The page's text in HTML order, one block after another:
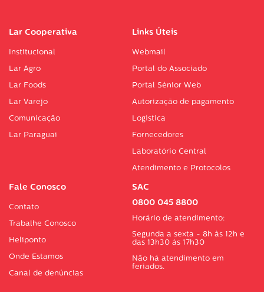
Lar Cooperativa
Institucional
Lar Agro
Lar Foods
Lar Varejo
Comunicação
Lar Paraguai
Links Úteis
Webmail
Portal do Associado
Portal Sénior Web
Autorização de pagamento
Logística
Fornecedores
Laboratório Central
Atendimento e Protocolos
Fale Conosco
Contato
Trabalhe Conosco
Heliponto
Onde Estamos
Canal de denúncias
SAC
0800 045 8800
Horário de atendimento:
Segunda a sexta - 8h às 12h e
das 13h30 às 17h30
Não há atendimento em
feriados.